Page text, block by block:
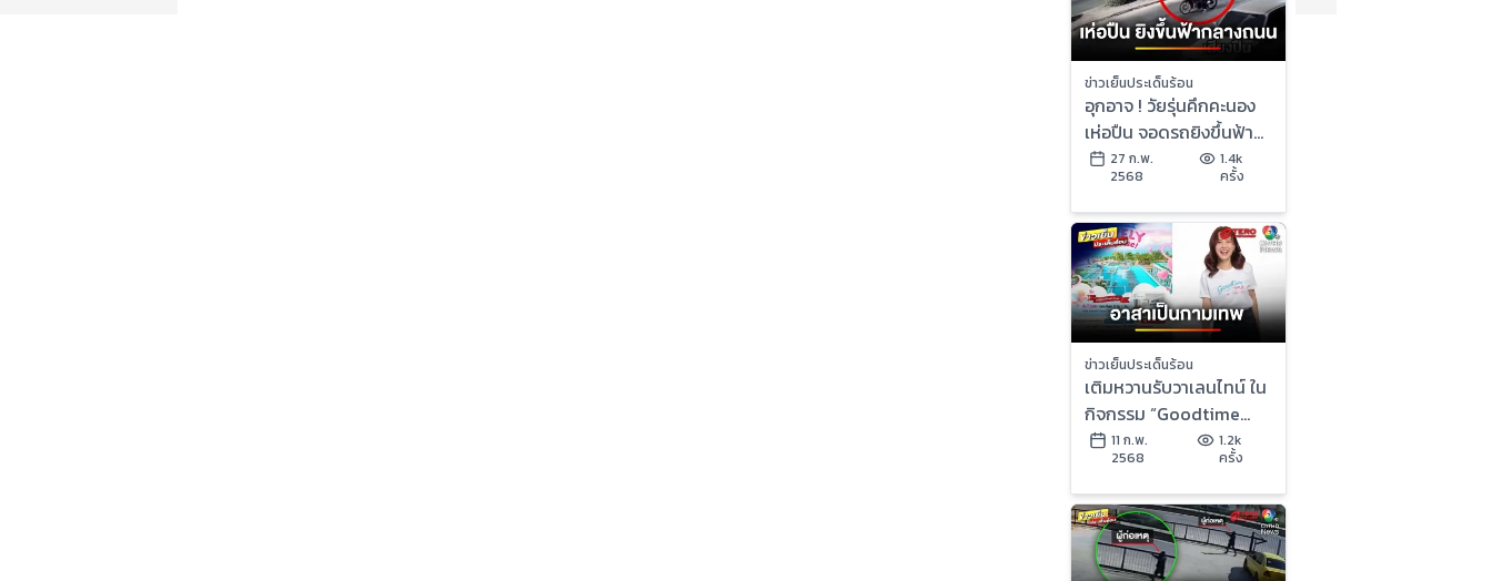
ข่าวเย็นประเด็นร้อน
อุกอาจ ! วัยรุ่นคึกคะนอง
เห่อปืน จอดรถยิงขึ้นฟ้า
กลางถนน | ข่าวเย็น
ประเด็นร้อน
27 ก.พ.
2568
1.4k
ครั้ง
ข่าวเย็นประเด็นร้อน
เติมหวานรับวาเลนไทน์ ใน
กิจกรรม “Goodtime
Radio Lovely Surprise”
| ข่าวเย็นประเด็นร้อน
11 ก.พ.
2568
1.2k
ครั้ง